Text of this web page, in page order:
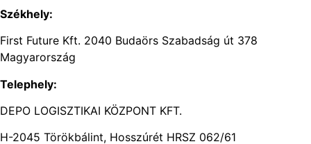
Székhely:
First Future Kft. 2040 Budaörs Szabadság út 378
Magyarország
Telephely:
DEPO LOGISZTIKAI KÖZPONT KFT.
H-2045 Törökbálint, Hosszúrét HRSZ 062/61